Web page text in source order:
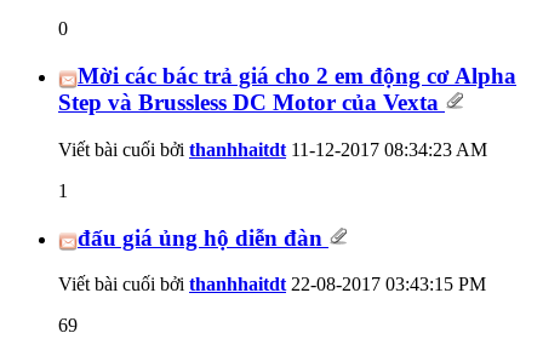
0
Mời các bác trả giá cho 2 em động cơ Alpha
Step và Brussless DC Motor của Vexta
Viết bài cuối bởi thanhhaitdt 11-12-2017 08:34:23 AM
1
đấu giá ủng hộ diễn đàn
Viết bài cuối bởi thanhhaitdt 22-08-2017 03:43:15 PM
69